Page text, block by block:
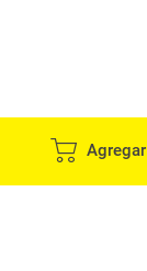
Agregar